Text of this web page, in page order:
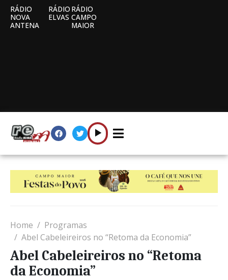
RÁDIO
NOVA
ANTENA
RÁDIO
ELVAS
RÁDIO
CAMPO
MAIOR
Home
Programas
Abel Cabeleireiros no “Retoma da Economia”
Abel Cabeleireiros no “Retoma
da Economia”